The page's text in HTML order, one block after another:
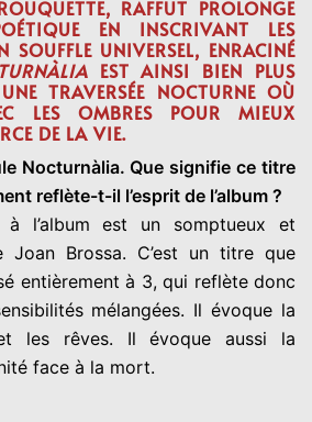
RAFFUT PROLONGE
EN INSCRIVANT LES
SOUFFLE UNIVERSEL, ENRACINÉ
EST AINSI BIEN PLUS
TRAVERSÉE NOCTURNE OÙ
LES OMBRES POUR MIEUX
DE LA VIE.
Nocturnàlia. Que signifie ce titre
reflète-t-il l’esprit de l’album ?
l’album est un somptueux et
Joan Brossa. C’est un titre que
entièrement à 3, qui reflète donc
mélangées. Il évoque la
les rêves. Il évoque aussi la
face à la mort.